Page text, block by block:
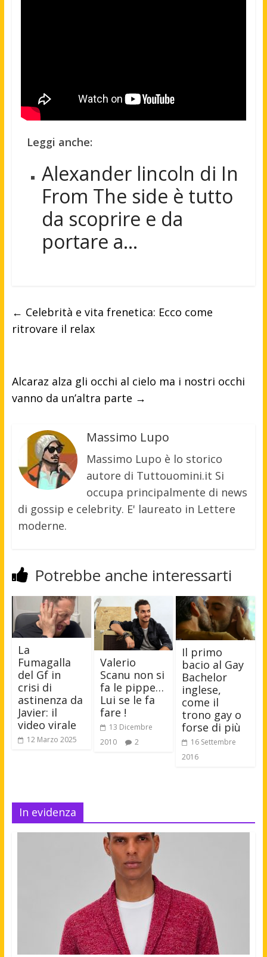
Leggi anche:
Alexander lincoln di In
From The side è tutto
da scoprire e da
portare a…
← Celebrità e vita frenetica: Ecco come
ritrovare il relax
Alcaraz alza gli occhi al cielo ma i nostri occhi
vanno da un’altra parte →
Massimo Lupo
Massimo Lupo è lo storico
autore di Tuttouomini.it Si
occupa principalmente di news
di gossip e celebrity. E' laureato in Lettere
moderne.
Potrebbe anche interessarti
La
Fumagalla
del Gf in
crisi di
astinenza da
Javier: il
video virale
12 Marzo 2025
Valerio
Scanu non si
fa le pippe…
Lui se le fa
fare !
13 Dicembre
2010
2
Il primo
bacio al Gay
Bachelor
inglese,
come il
trono gay o
forse di più
16 Settembre
2016
In evidenza